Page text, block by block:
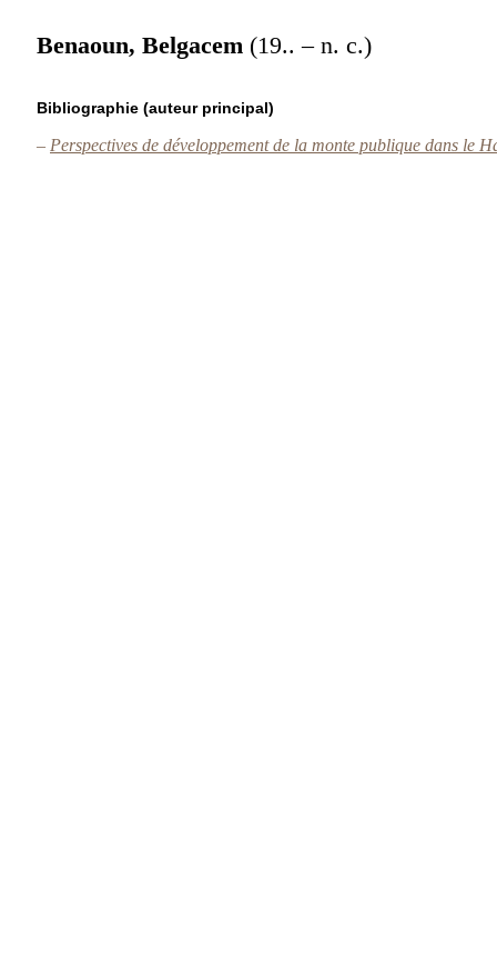
Benaoun, Belgacem (19.. – n. c.)
Bibliographie (auteur principal)
– Perspectives de développement de la monte publique dans le